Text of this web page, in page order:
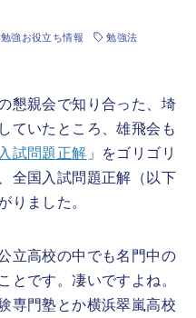
勉強お役立ち情報
勉強法
懇親会で知り合った、埼
ていたところ、雄飛会も
試問題正解」をゴリゴリ
全国入試問題正解（以下
りました。
立高校の中でも名門中の
です。凄いですよね。
専門塾とか横浜翠嵐高校